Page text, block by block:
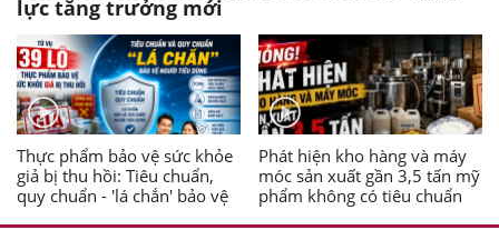
lực tăng trưởng mới
Thực phẩm bảo vệ sức khỏe
giả bị thu hồi: Tiêu chuẩn,
quy chuẩn - 'lá chắn' bảo vệ
Phát hiện kho hàng và máy
móc sản xuất gần 3,5 tấn mỹ
phẩm không có tiêu chuẩn